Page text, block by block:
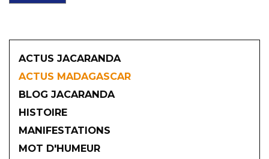
ACTUS JACARANDA
ACTUS MADAGASCAR
BLOG JACARANDA
HISTOIRE
MANIFESTATIONS
MOT D'HUMEUR